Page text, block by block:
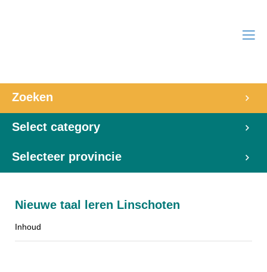
Zoeken
Select category
Selecteer provincie
Nieuwe taal leren Linschoten
Inhoud